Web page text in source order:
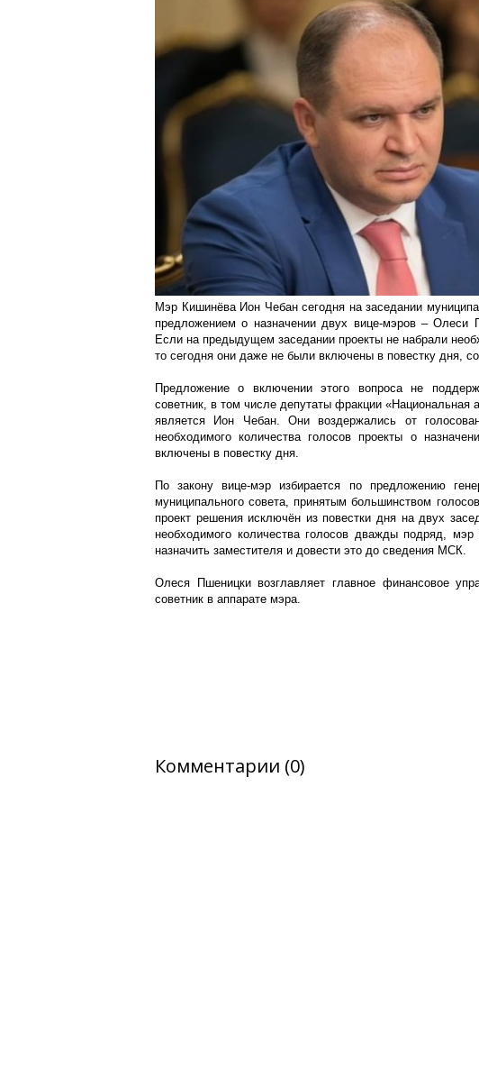
Мэр Кишинёва Ион Чебан сегодня на заседании
предложением о назначении двух вице-мэров – Олеси
Если на предыдущем заседании проекты не набрали
то сегодня они даже не были включены в повестку дня,
Предложение о включении этого вопроса не
советник, в том числе депутаты фракции «Национальная
является Ион Чебан. Они воздержались от
необходимого количества голосов проекты о
включены в повестку дня.
По закону вице-мэр избирается по предложению
муниципального совета, принятым большинством
проект решения исключён из повестки дня на двух
необходимого количества голосов дважды подряд,
назначить заместителя и довести это до сведения МСК.
Олеся Пшеницки возглавляет главное финансовое
советник в аппарате мэра.
Комментарии (0)